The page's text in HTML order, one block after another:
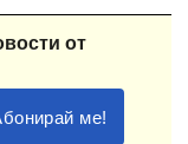
от